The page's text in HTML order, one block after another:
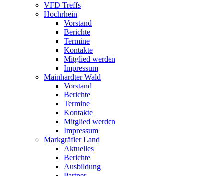
VFD Treffs
Hochrhein
Vorstand
Berichte
Termine
Kontakte
Mitglied werden
Impressum
Mainhardter Wald
Vorstand
Berichte
Termine
Kontakte
Mitglied werden
Impressum
Markgräfler Land
Aktuelles
Berichte
Ausbildung